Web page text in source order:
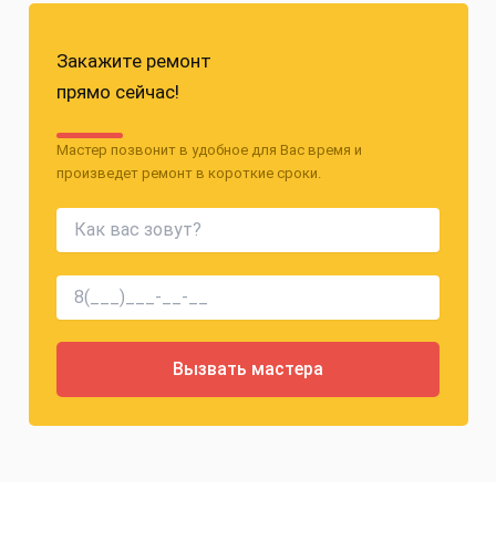
Закажите ремонт
прямо сейчас!
Мастер позвонит в удобное для Вас время и
произведет ремонт в короткие сроки.